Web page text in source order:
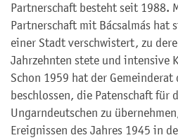
Partnerschaft besteht seit 1988.
Partnerschaft mit Bácsalmás hat
einer Stadt verschwistert, zu
Jahrzehnten stete und intensive
Schon 1959 hat der Gemeinderat
beschlossen, die Patenschaft für
Ungarndeutschen zu
Ereignissen des Jahres 1945 in